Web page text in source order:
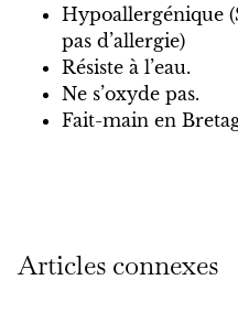
Hypoallergénique
pas d’allergie)
Résiste à l’eau.
Ne s’oxyde pas.
Fait-main en
Articles connexes